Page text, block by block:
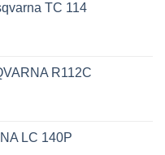
TC 114
R112C
LC 140P